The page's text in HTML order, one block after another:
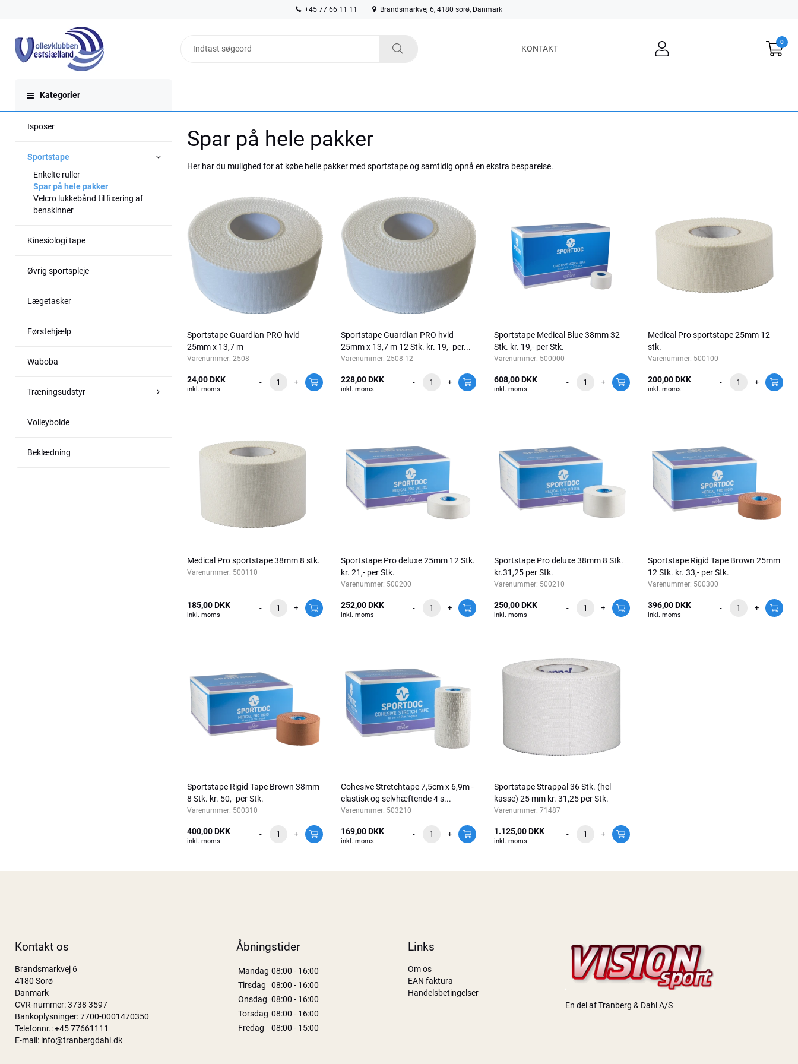
+45 77 66 11 11 Brandsmarkvej 6, 4180 sorø, Danmark
KONTAKT
0
Kategorier
Isposer
Sportstape
Enkelte ruller
Spar på hele pakker
Velcro lukkebånd til fixering af
benskinner
Kinesiologi tape
Øvrig sportspleje
Lægetasker
Førstehjælp
Waboba
Træningsudstyr
Volleybolde
Beklædning
Spar på hele pakker
Her har du mulighed for at købe helle pakker med sportstape og samtidig opnå en ekstra besparelse.
Sportstape Guardian PRO hvid
25mm x 13,7 m
Varenummer: 2508
24,00 DKK
inkl. moms
- +
Sportstape Guardian PRO hvid
25mm x 13,7 m 12 Stk. kr. 19,- per...
Varenummer: 2508-12
228,00 DKK
inkl. moms
- +
Sportstape Medical Blue 38mm 32
Stk. kr. 19,- per Stk.
Varenummer: 500000
608,00 DKK
inkl. moms
- +
Medical Pro sportstape 25mm 12
stk.
Varenummer: 500100
200,00 DKK
inkl. moms
- +
Medical Pro sportstape 38mm 8 stk.
Varenummer: 500110
185,00 DKK
inkl. moms
- +
Sportstape Pro deluxe 25mm 12 Stk.
kr. 21,- per Stk.
Varenummer: 500200
252,00 DKK
inkl. moms
- +
Sportstape Pro deluxe 38mm 8 Stk.
kr.31,25 per Stk.
Varenummer: 500210
250,00 DKK
inkl. moms
- +
Sportstape Rigid Tape Brown 25mm
12 Stk. kr. 33,- per Stk.
Varenummer: 500300
396,00 DKK
inkl. moms
- +
Sportstape Rigid Tape Brown 38mm
8 Stk. kr. 50,- per Stk.
Varenummer: 500310
400,00 DKK
inkl. moms
- +
Cohesive Stretchtape 7,5cm x 6,9m -
elastisk og selvhæftende 4 s...
Varenummer: 503210
169,00 DKK
inkl. moms
- +
Sportstape Strappal 36 Stk. (hel
kasse) 25 mm kr. 31,25 per Stk.
Varenummer: 71487
1.125,00 DKK
inkl. moms
- +
Kontakt os
Brandsmarkvej 6
4180 Sorø
Danmark
CVR-nummer: 3738 3597
Bankoplysninger: 7700-0001470350
Telefonnr.:+45 77661111
E-mail: info@tranbergdahl.dk
Åbningstider
Mandag 08:00 - 16:00
Tirsdag
08:00 - 16:00
Onsdag 08:00 - 16:00
Torsdag 08:00 - 16:00
Fredag
08:00 - 15:00
Links
Om os
EAN faktura
Handelsbetingelser
En del af Tranberg & Dahl A/S